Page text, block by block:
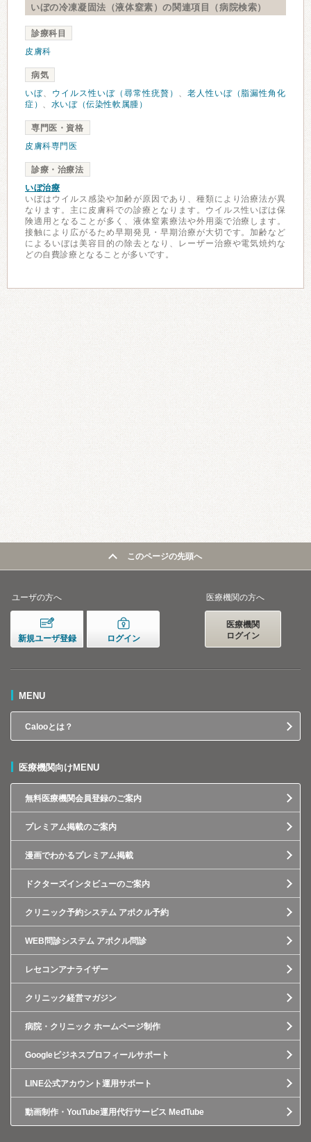
いぼの冷凍凝固法（液体窒素）の関連項目（病院検索）
診療科目
皮膚科
病気
いぼ、 ウイルス性いぼ（尋常性疣贅） 、 老人性いぼ（脂漏性角化
症） 、 水いぼ（伝染性軟属腫）
専門医・資格
皮膚科専門医
診療・治療法
いぼ治療
いぼはウイルス感染や加齢が原因であり、種類により治療法が異
なります。主に皮膚科での診療となります。ウイルス性いぼは保
険適用となることが多く、液体窒素療法や外用薬で治療します。
接触により広がるため早期発見・早期治療が大切です。加齢など
によるいぼは美容目的の除去となり、レーザー治療や電気焼灼な
どの自費診療となることが多いです。
このページの先頭へ
ユーザの方へ
新規ユーザ登録 ログイン
医療機関の方へ
医療機関
ログイン
MENU
Calooとは？
医療機関向けMENU
無料医療機関会員登録のご案内
プレミアム掲載のご案内
漫画でわかるプレミアム掲載
ドクターズインタビューのご案内
クリニック予約システム アポクル予約
WEB問診システム アポクル問診
レセコンアナライザー
クリニック経営マガジン
病院・クリニック ホームページ制作
Googleビジネスプロフィールサポート
LINE公式アカウント運用サポート
動画制作・YouTube運用代行サービス MedTube